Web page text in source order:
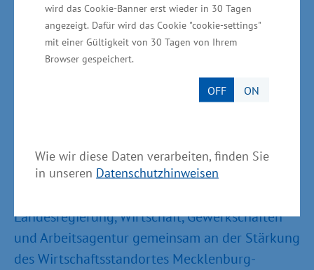
wird das Cookie-Banner erst wieder in 30 Tagen
angezeigt. Dafür wird das Cookie "cookie-settings"
mit einer Gültigkeit von 30 Tagen von Ihrem
Browser gespeichert.
OFF ON
Wie wir diese Daten verarbeiten, finden Sie
in unseren Datenschutzhinweisen
können. Dafür ist eine zentrale Anlaufstelle
effizient. Die Handwerkskammern stehen mit
einem breiten Beratungsangebot den
potenziellen Fachkräften zur Seite“, so Präsident
Axel Hochschild von der Arbeitsgemeinschaft
Der Aufbau der Fachkräfte-Service-Zentrale
geht auf einen Beschluss des
Landesregierung, Wirtschaft, Gewerkschaften
und Arbeitsagentur gemeinsam an der Stärkung
des Wirtschaftsstandortes Mecklenburg-